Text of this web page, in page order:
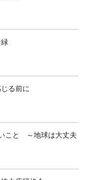
る前に
こと ～地球は大丈夫